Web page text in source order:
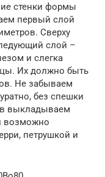
стенки формы
первый слой
Сверху
слой –
и слегка
Их должно быть
Не забываем
без спешки
выкладываем
возможно
петрушкой и